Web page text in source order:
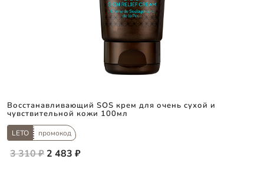
Восстанавливающий SOS крем для очень сухой и
чувствительной кожи 100мл
LETO промокод
3 310 ₽ 2 483 ₽